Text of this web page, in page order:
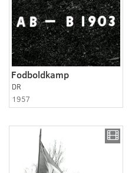
Fodboldkamp
DR
1957